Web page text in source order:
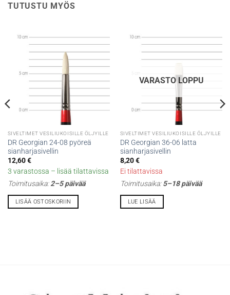
TUTUSTU MYÖS
SIVELTIMET VESILIUKOISILLE ÖLJYILLE
DR Georgian 24-08 pyöreä
sianharjasivellin
12,60€
3 varastossa – lisää tilattavissa
Toimitusaika:2–5 päivää
LISÄÄ OSTOSKORIIN
VARASTO LOPPU
SIVELTIMET VESILIUKOISILLE ÖLJYILLE
DR Georgian 36-06 latta
sianharjasivellin
8,20€
Ei tilattavissa
Toimitusaika:5–18 päivää
LUE LISÄÄ